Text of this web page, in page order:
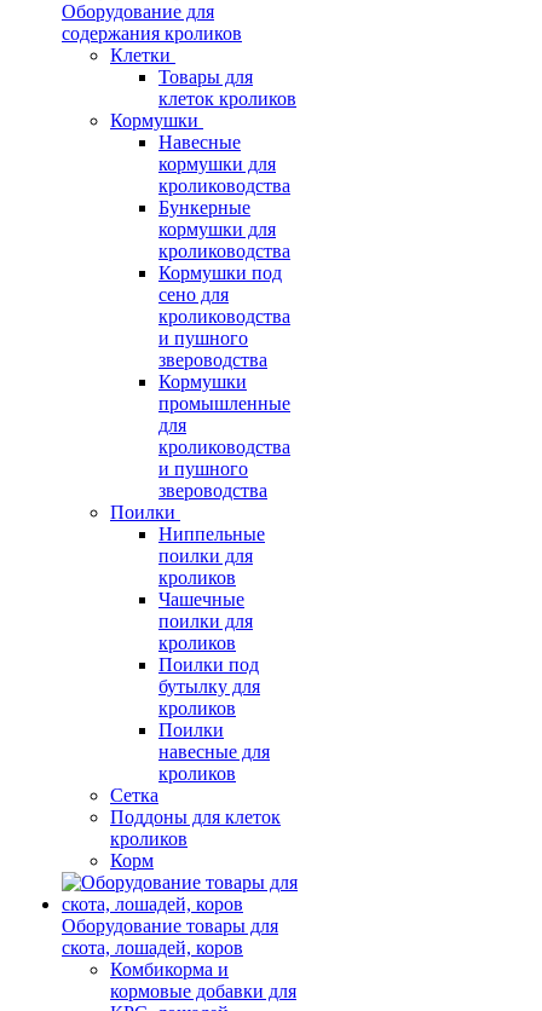
Оборудование для
содержания кроликов
Клетки
Товары для
клеток кроликов
Кормушки
Навесные
кормушки для
кролиководства
Бункерные
кормушки для
кролиководства
Кормушки под
сено для
кролиководства
и пушного
звероводства
Кормушки
промышленные
для
кролиководства
и пушного
звероводства
Поилки
Ниппельные
поилки для
кроликов
Чашечные
поилки для
кроликов
Поилки под
бутылку для
кроликов
Поилки
навесные для
кроликов
Сетка
Поддоны для клеток
кроликов
Корм
Оборудование товары для
скота, лошадей, коров
Комбикорма и
кормовые добавки для